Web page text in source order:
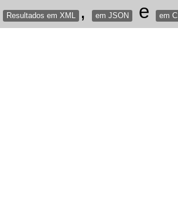
Resultados em XML , em JSON e em